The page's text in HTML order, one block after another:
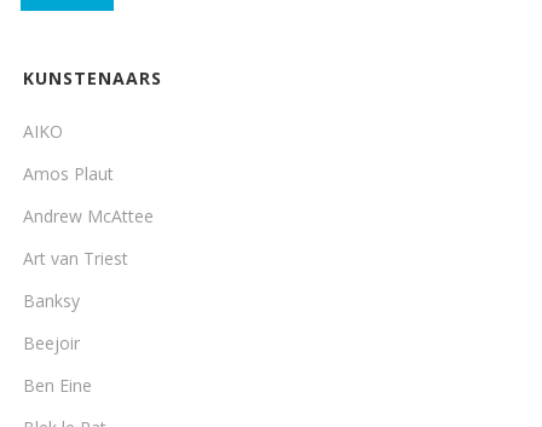
KUNSTENAARS
AIKO
Amos Plaut
Andrew McAttee
Art van Triest
Banksy
Beejoir
Ben Eine